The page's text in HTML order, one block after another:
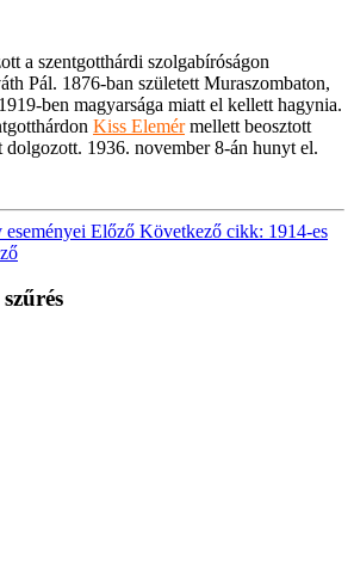
a szentgotthárdi szolgabíróságon
Pál. 1876-ban született Muraszombaton,
ben magyarsága miatt el kellett hagynia.
Kiss Elemérmellett beosztott
dolgozott. 1936. november 8-án hunyt el.
Előző Következő cikk: 1914-es